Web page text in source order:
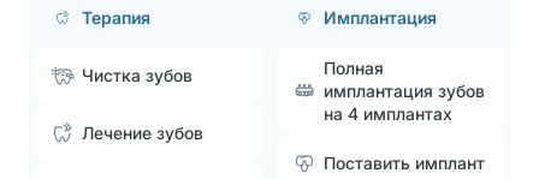
Терапия
Чистка зубов
Лечение зубов
Имплантация
Полная
имплантация зубов
на 4 имплантах
Поставить имплант